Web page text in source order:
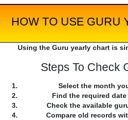
HOW TO USE GURU
Using the Guru yearly chart is
Steps To Check
Select the month
Find the required
Check the available
Compare old records